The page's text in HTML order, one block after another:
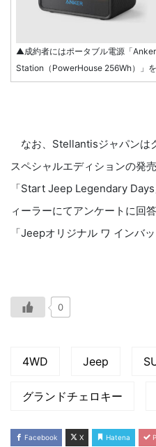
▲成約者にはポータブル電源「
Station（PowerHouse 256Wh）」
なお、Stellantisジャパンは
スペシャルエディションの発
「Start Jeep Legendary
ィーラーにてアンケートに回
「Jeepオリジナル ワ インバ
0
4WD Jeep
グランドチェロキー
Facebook X Hatena